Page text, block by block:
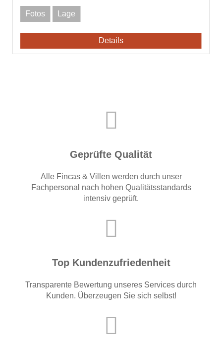
Fotos Lage
Details
Geprüfte Qualität
Alle Fincas & Villen werden durch unser
Fachpersonal nach hohen Qualitätsstandards
intensiv geprüft.
Top Kundenzufriedenheit
Transparente Bewertung unseres Services durch
Kunden. Überzeugen Sie sich selbst!